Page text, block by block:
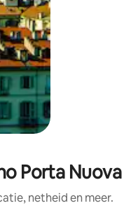
Porta Nuova
netheid en meer.